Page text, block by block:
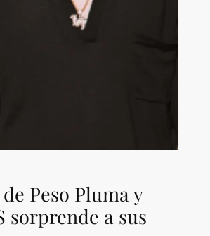
Peso Pluma y
sorprende a sus